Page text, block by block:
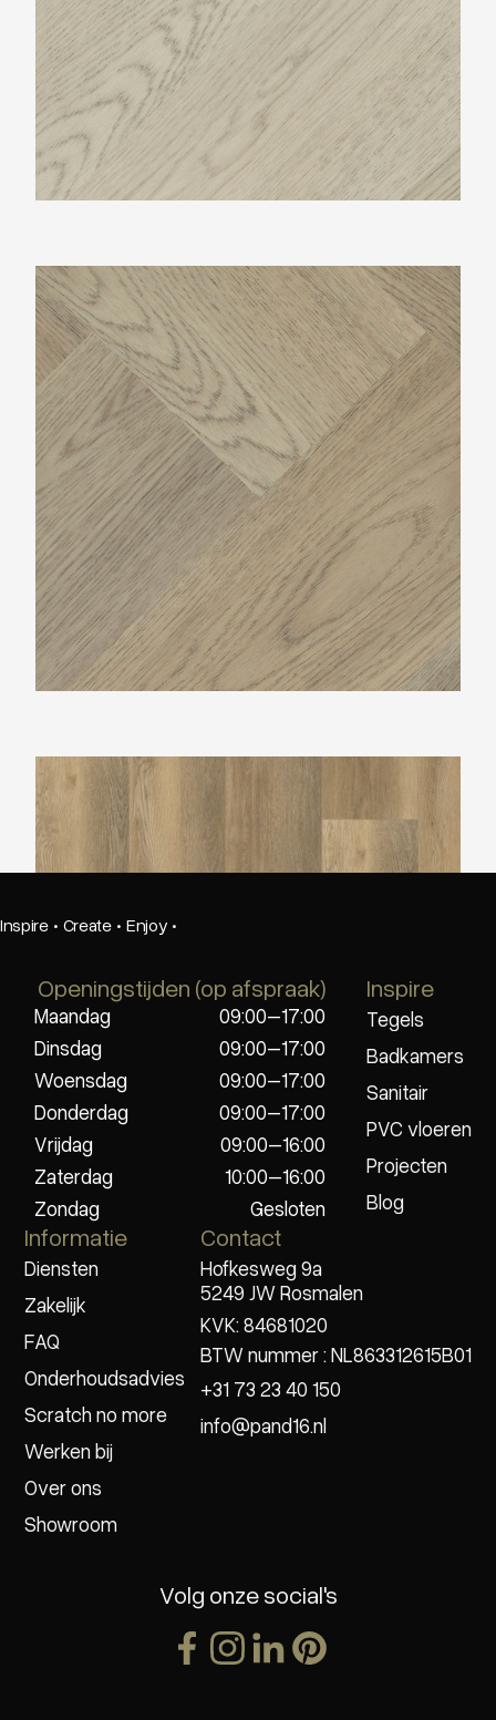
Montinique Progress Visgraat XL M-77836
Belakos Palazzo 250
Inspire · Create · Enjoy ·
Openingstijden (op afspraak)
Maandag
09:00–17:00
Dinsdag
09:00–17:00
Woensdag
09:00–17:00
Donderdag
09:00–17:00
Vrijdag
09:00–16:00
Zaterdag
10:00–16:00
Zondag
Gesloten
Inspire
Tegels
Badkamers
Sanitair
PVC vloeren
Projecten
Blog
Informatie
Diensten
Zakelijk
FAQ
Onderhoudsadvies
Scratch no more
Werken bij
Over ons
Showroom
Contact
Hofkesweg 9a
5249 JW Rosmalen
KVK: 84681020
BTW nummer : NL863312615B01
+31 73 23 40 150
info@pand16.nl
Volg onze social's